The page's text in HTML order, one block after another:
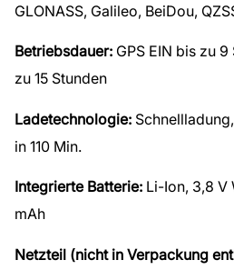
GLONASS, Galileo, BeiDou,
Betriebsdauer: GPS EIN bis zu
zu 15 Stunden
Ladetechnologie:
in 110 Min.
Integrierte Batterie: Li-Ion, 3,8 V
mAh
Netzteil (nicht in Verpackung